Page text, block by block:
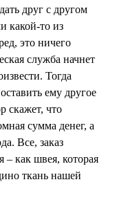
друг с другом
какой-то из
это ничего
служба начнет
Тогда
ему другое
скажет, что
сумма денег, а
Все, заказ
как швея, которая
ткань нашей